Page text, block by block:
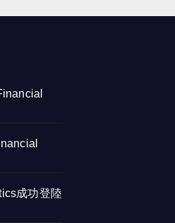
成功登陸